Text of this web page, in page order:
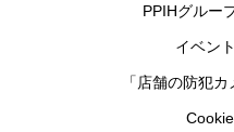
PPIHグルー
イベン
「店舗の防犯